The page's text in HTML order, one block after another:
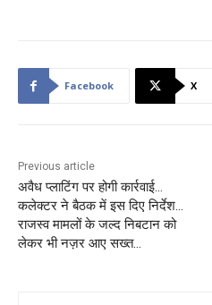
Facebook X
Previous article
अवैध प्लाटिंग पर होगी कार्रवाई…
कलेक्टर ने बैठक में इस दिए निर्देश…
राजस्व मामलों के जल्द निबटान को
लेकर भी नज़र आए सख्त…